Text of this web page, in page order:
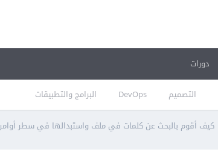
التصميم DevOps البرامج والتطبيقات
دورات
كيف أقوم بالبحث عن كلمات في ملف واستبدالها في سطر